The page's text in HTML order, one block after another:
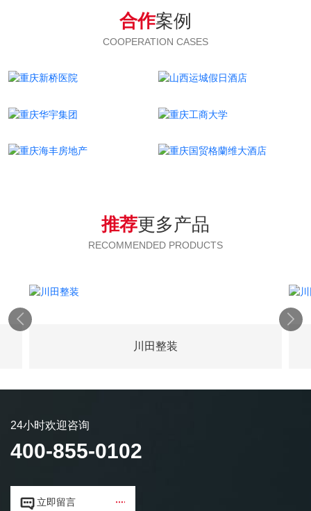
合作案例
COOPERATION CASES
推荐更多产品
RECOMMENDED PRODUCTS
川田整装
 
24小时欢迎咨询
400-855-0102
 立即留言 